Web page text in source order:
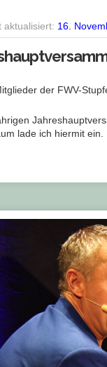
aktualisiert: 16.
der FWV-
lade ich hiermit ein.